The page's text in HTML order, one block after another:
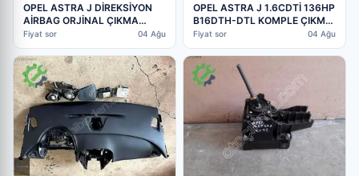
OPEL ASTRA J DİREKSİYON
AİRBAG ORJİNAL ÇIKMA
HATASIZ GM
Fiyat sor 04 Ağu
OPEL ASTRA J 1.6CDTİ 136HP
B16DTH-DTL KOMPLE ÇIKMA
SINIF MOTOR
Fiyat sor 04 Ağu